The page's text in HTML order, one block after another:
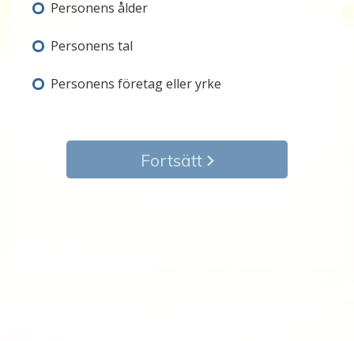
Personens ålder
Personens tal
Personens företag eller yrke
Fortsätt